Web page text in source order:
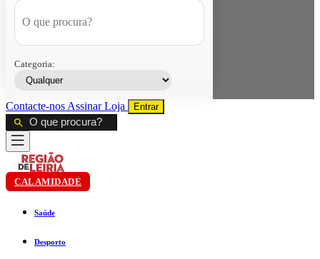
Categoria:
Contacte-nos AssinarLoja Entrar
CALAMIDADE
Saúde
Desporto